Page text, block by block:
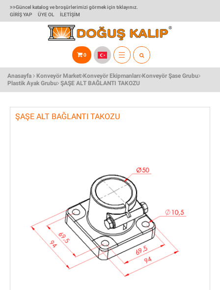
Güncel katalog ve broşürlerimizi görmek için tıklayınız.
GIRIŞ YAP
ÜYE OL İLETIŞIM
0
TOGGLE
NAVIGATION
Anasayfa Konveyör Market Konveyör Ekipmanları Konveyör Şase Grubu
Plastik Ayak Grubu ŞAŞE ALT BAĞLANTI TAKOZU
ŞAŞE ALT BAĞLANTI TAKOZU